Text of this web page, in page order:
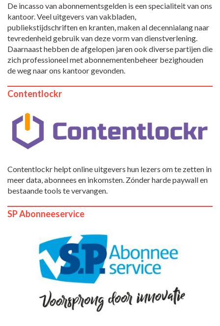
De incasso van abonnementsgelden is een specialiteit van ons
kantoor. Veel uitgevers van vakbladen,
publiekstijdschriften en kranten, maken al decennialang naar
tevredenheid gebruik van deze vorm van dienstverlening.
Daarnaast hebben de afgelopen jaren ook diverse partijen die
zich professioneel met abonnementenbeheer bezighouden
de weg naar ons kantoor gevonden.
Contentlockr
Contentlockr helpt online uitgevers hun lezers om te zetten in
meer data, abonnees en inkomsten. Zónder harde paywall en
bestaande tools te vervangen.
SP Abonneeservice